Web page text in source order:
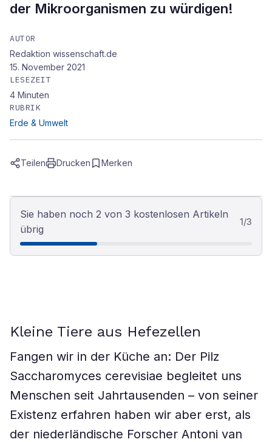
der Mikroorganismen zu würdigen!
AUTOR
Redaktion wissenschaft.de
15. November 2021
LESEZEIT
4 Minuten
RUBRIK
Erde & Umwelt
Teilen Drucken Merken
Sie haben noch 2 von 3 kostenlosen Artikeln
übrig
1/3
Kleine Tiere aus Hefezellen
Fangen wir in der Küche an: Der Pilz
Saccharomyces cerevisiae begleitet uns
Menschen seit Jahrtausenden – von seiner
Existenz erfahren haben wir aber erst, als
der niederländische Forscher Antoni van